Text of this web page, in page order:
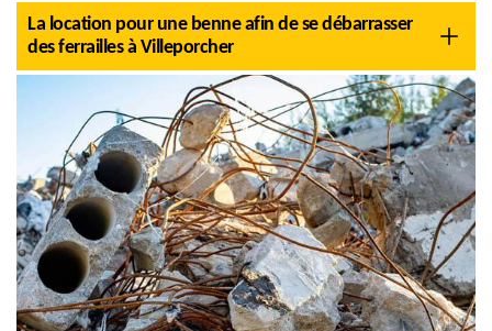
La location pour une benne afin de se débarrasser
des ferrailles à Villeporcher